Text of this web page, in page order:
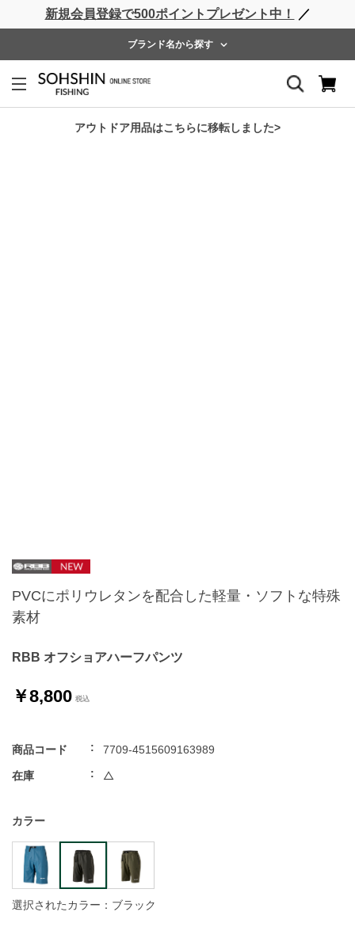
新規会員登録で500ポイントプレゼント中！ ／
ブランド名から探す
アウトドア用品はこちらに移転しました>
ライフベスト ウェーダー レインウェア フットウェア
ホーム > RBB >
RBB オフショアハーフパンツ
PVCにポリウレタンを配合した軽量・ソフトな特殊
素材
￥8,800
商品コード 7709-4515609163989
在庫 △
カラー
選択されたカラー：ブラック